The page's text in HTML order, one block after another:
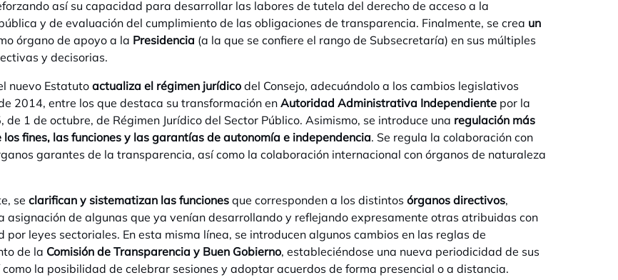
así su capacidad para desarrollar las labores de tutela del derecho de acceso a la
y de evaluación del cumplimiento de las obligaciones de transparencia. Finalmente, se crea un
órgano de apoyo a la Presidencia (a la que se confiere el rango de Subsecretaría) en sus múltiples
y decisorias.
nuevo Estatuto actualiza el régimen jurídico del Consejo, adecuándolo a los cambios legislativos
2014, entre los que destaca su transformación en Autoridad Administrativa Independiente por la
de 1 de octubre, de Régimen Jurídico del Sector Público. Asimismo, se introduce una regulación más
fines, las funciones y las garantías de autonomía e independencia. Se regula la colaboración con
garantes de la transparencia, así como la colaboración internacional con órganos de naturaleza
se clarifican y sistematizan las funciones que corresponden a los distintos órganos directivos,
asignación de algunas que ya venían desarrollando y reflejando expresamente otras atribuidas con
por leyes sectoriales. En esta misma línea, se introducen algunos cambios en las reglas de
de la Comisión de Transparencia y Buen Gobierno, estableciéndose una nueva periodicidad de sus
como la posibilidad de celebrar sesiones y adoptar acuerdos de forma presencial o a distancia.